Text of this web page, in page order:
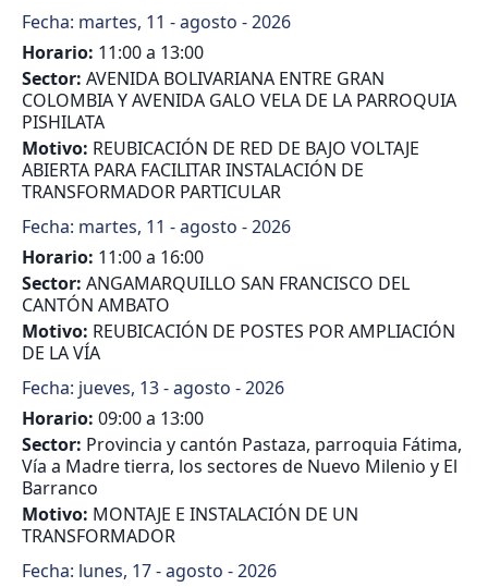
Fecha: martes, 11 - agosto - 2026
Horario: 11:00 a 13:00
Sector: AVENIDA BOLIVARIANA ENTRE GRAN
COLOMBIA Y AVENIDA GALO VELA DE LA PARROQUIA
PISHILATA
Motivo: REUBICACIÓN DE RED DE BAJO VOLTAJE
ABIERTA PARA FACILITAR INSTALACIÓN DE
TRANSFORMADOR PARTICULAR
Fecha: martes, 11 - agosto - 2026
Horario: 11:00 a 16:00
Sector: ANGAMARQUILLO SAN FRANCISCO DEL
CANTÓN AMBATO
Motivo: REUBICACIÓN DE POSTES POR AMPLIACIÓN
DE LA VÍA
Fecha: jueves, 13 - agosto - 2026
Horario: 09:00 a 13:00
Sector: Provincia y cantón Pastaza, parroquia Fátima,
Vía a Madre tierra, los sectores de Nuevo Milenio y El
Barranco
Motivo: MONTAJE E INSTALACIÓN DE UN
TRANSFORMADOR
Fecha: lunes, 17 - agosto - 2026